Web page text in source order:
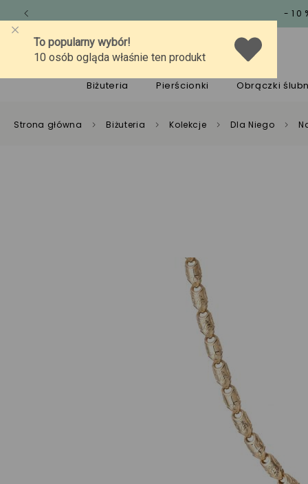
-
O marceJakośćPomoc
Biżuteria Pierścionki Obrączki
Strona główna Biżuteria Kolekcje Dla Niego